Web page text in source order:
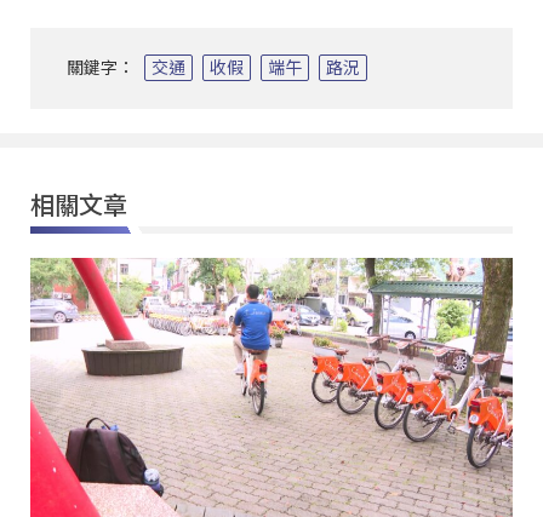
關鍵字： 交通 收假 端午 路況
相關文章